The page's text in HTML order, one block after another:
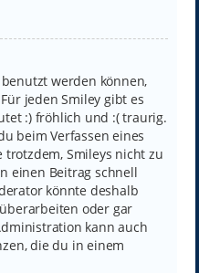
werden können,
jeden Smiley gibt es
:) fröhlich und :( traurig.
beim Verfassen eines
trotzdem, Smileys nicht zu
einen Beitrag schnell
könnte deshalb
oder gar
kann auch
die du in einem